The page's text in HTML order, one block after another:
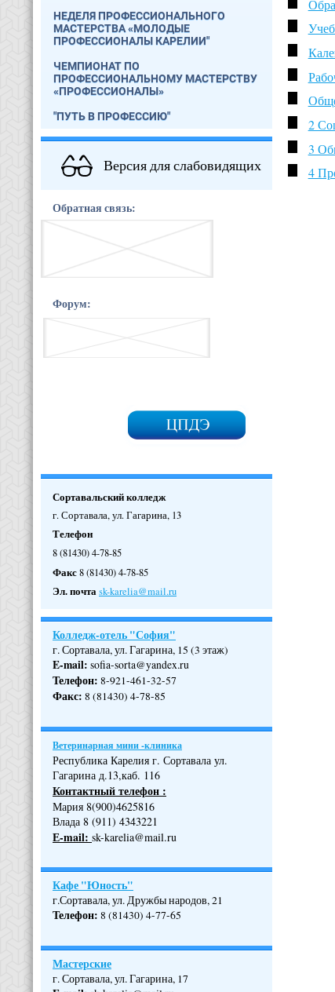
НЕДЕЛЯ ПРОФЕССИОНАЛЬНОГО
МАСТЕРСТВА «МОЛОДЫЕ
ПРОФЕССИОНАЛЫ КАРЕЛИИ"
ЧЕМПИОНАТ ПО
ПРОФЕССИОНАЛЬНОМУ МАСТЕРСТВУ
«ПРОФЕССИОНАЛЫ»
"ПУТЬ В ПРОФЕССИЮ"
Версия для слабовидящих
Обратная связь:
Форум:
Сортавальский колледж
г. Сортавала, ул. Гагарина, 13
Телефон
8 (81430) 4-78-85
Факс8 (81430) 4-78-85
Эл. почтаsk-karelia@mail.ru
Колледж-отель "София"
г. Сортавала, ул. Гагарина, 15 (3 этаж)
E-mail: sofia-sorta@yandex.ru
Телефон: 8-921-461-32-57
Факс: 8 (81430) 4-78-85
Ветеринарная мини -клиника
Республика Карелия г. Сортавала ул.
Гагарина д.13,каб. 116
Контактный телефон :
Мария 8(900)4625816
Влада 8 (911) 4343221
Е-mail: sk-karelia@mail.ru
Кафе "Юность"
г.Сортавала, ул. Дружбы народов, 21
Телефон: 8 (81430) 4-77-65
Мастерские
г. Сортавала, ул. Гагарина, 17
2
3
4